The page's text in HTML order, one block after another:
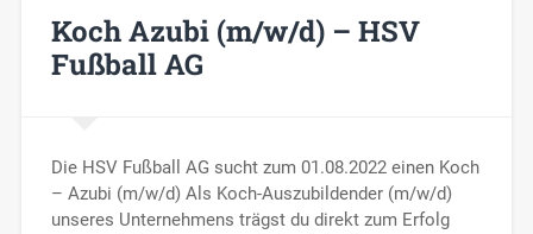
Koch Azubi (m/w/d) – HSV
Fußball AG
Die HSV Fußball AG sucht zum 01.08.2022 einen Koch
– Azubi (m/w/d) Als Koch-Auszubildender (m/w/d)
unseres Unternehmens trägst du direkt zum Erfolg